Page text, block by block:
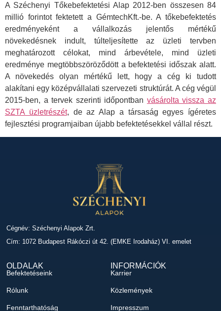
A Széchenyi Tőkebefektetési Alap 2012-ben összesen 84
millió forintot fektetett a GémtechKft.-be. A tőkebefektetés
eredményeként a vállalkozás jelentős mértékű
növekedésnek indult, túlteljesítette az üzleti tervben
meghatározott célokat, mind árbevétele, mind üzleti
eredménye megtöbbszöröződött a befektetési időszak alatt.
A növekedés olyan mértékű lett, hogy a cég ki tudott
alakítani egy középvállalati szervezeti struktúrát. A cég végül
2015-ben, a tervek szerinti időpontban vásárolta vissza az
SZTA üzletrészét, de az Alap a társaság egyes ígéretes
fejlesztési programjaiban újabb befektetésekkel vállal részt.
Cégnév: Széchenyi Alapok Zrt.
Cím: 1072 Budapest Rákóczi út 42. (EMKE Irodaház) VI. emelet
OLDALAK
Befektetéseink
Rólunk
Fenntarthatóság
INFORMÁCIÓK
Karrier
Közlemények
Impresszum